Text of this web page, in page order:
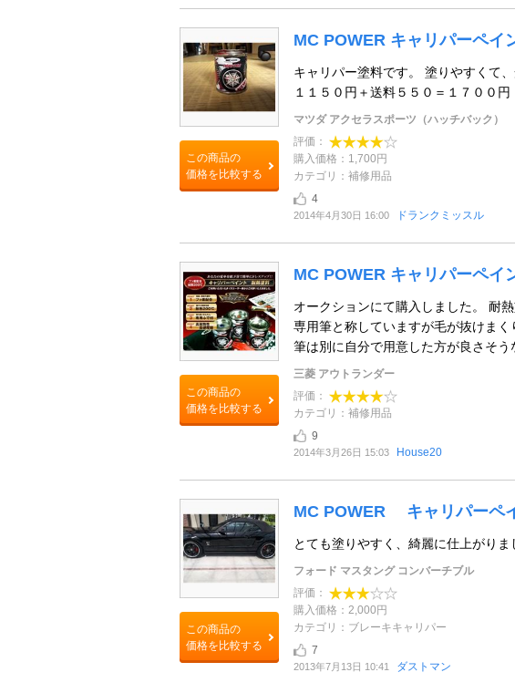
この商品の
価格を比較する
MC POWER キャリパーペイ
キャリパー塗料です。 塗りやすくて
１１５０円＋送料５５０＝１７００円
マツダ アクセラスポーツ（ハッチバック）
評価：
購入価格：1,700円
カテゴリ：補修用品
4
2014年4月30日 16:00 ドランクミッスル
この商品の
価格を比較する
MC POWER キャリパーペイ
オークションにて購入しました。 耐
専用筆と称していますが毛が抜けまく
筆は別に自分で用意した方が良さそう
三菱 アウトランダー
評価：
カテゴリ：補修用品
9
2014年3月26日 15:03 House20
この商品の
価格を比較する
MC POWER キャリパーペ
とても塗りやすく、綺麗に仕上がり
フォード マスタング コンバーチブル
評価：
購入価格：2,000円
カテゴリ：ブレーキキャリパー
7
2013年7月13日 10:41 ダストマン